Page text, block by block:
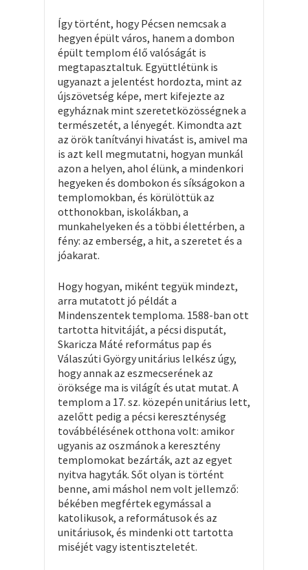
Így történt, hogy Pécsen nemcsak a
hegyen épült város, hanem a dombon
épült templom élő valóságát is
megtapasztaltuk. Együttlétünk is
ugyanazt a jelentést hordozta, mint az
újszövetség képe, mert kifejezte az
egyháznak mint szeretetközösségnek a
természetét, a lényegét. Kimondta azt
az örök tanítványi hivatást is, amivel ma
is azt kell megmutatni, hogyan munkál
azon a helyen, ahol élünk, a mindenkori
hegyeken és dombokon és síkságokon a
templomokban, és körülöttük az
otthonokban, iskolákban, a
munkahelyeken és a többi élettérben, a
fény: az emberség, a hit, a szeretet és a
jóakarat.
Hogy hogyan, miként tegyük mindezt,
arra mutatott jó példát a
Mindenszentek temploma. 1588-ban ott
tartotta hitvitáját, a pécsi disputát,
Skaricza Máté református pap és
Válaszúti György unitárius lelkész úgy,
hogy annak az eszmecserének az
öröksége ma is világít és utat mutat. A
templom a 17. sz. közepén unitárius lett,
azelőtt pedig a pécsi kereszténység
továbbélésének otthona volt: amikor
ugyanis az oszmánok a keresztény
templomokat bezárták, azt az egyet
nyitva hagyták. Sőt olyan is történt
benne, ami máshol nem volt jellemző:
békében megfértek egymással a
katolikusok, a reformátusok és az
unitáriusok, és mindenki ott tartotta
miséjét vagy istentiszteletét.